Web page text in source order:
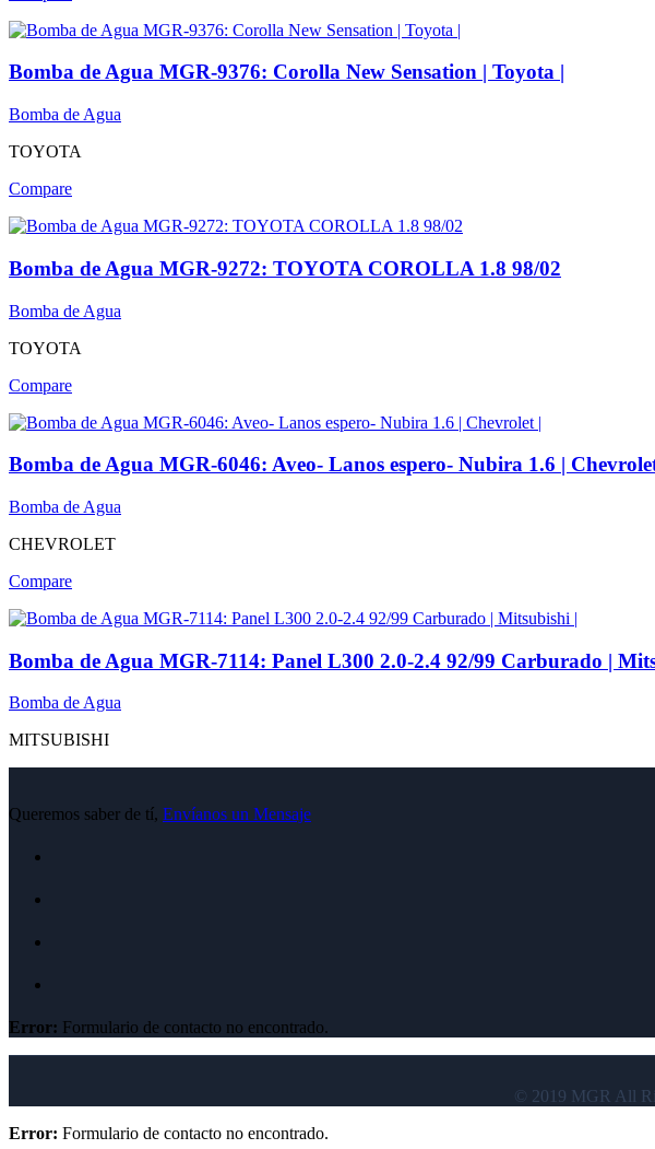
Bomba de Agua MGR-9376: Corolla New Sensation | Toyota |
Bomba de Agua
TOYOTA
Compare
Bomba de Agua MGR-9272: TOYOTA COROLLA 1.8 98/02
Bomba de Agua
TOYOTA
Compare
Bomba de Agua MGR-6046: Aveo- Lanos espero- Nubira 1.6 |
Bomba de Agua
CHEVROLET
Compare
Bomba de Agua MGR-7114: Panel L300 2.0-2.4 92/99 Carburado |
Bomba de Agua
MITSUBISHI
Queremos saber de tí, Envíanos un Mensaje
Error: Formulario de contacto no encontrado.
© 2019 MGR All
Error: Formulario de contacto no encontrado.